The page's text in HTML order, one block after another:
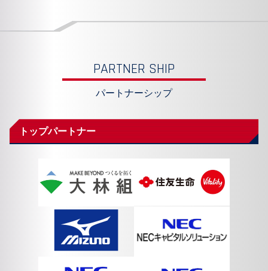
PARTNER SHIP
パートナーシップ
トップパートナー